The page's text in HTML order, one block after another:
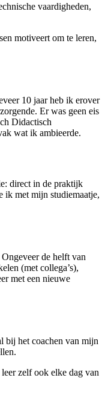
vaardigheden,
motiveert om te leren,
10 jaar heb ik erover
Er was geen eis
Didactisch
wat ik ambieerde.
direct in de praktijk
ik met mijn studiemaatje,
de helft van
(met collega’s),
met een nieuwe
bij het coachen van mijn
zelf ook elke dag van